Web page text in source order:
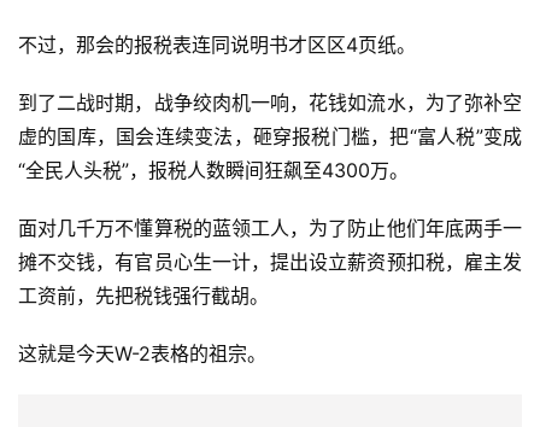
不过，那会的报税表连同说明书才区区4页纸。
到了二战时期，战争绞肉机一响，花钱如流水，为了弥补空
虚的国库，国会连续变法，砸穿报税门槛，把“富人税”变成
“全民人头税”，报税人数瞬间狂飙至4300万。
面对几千万不懂算税的蓝领工人，为了防止他们年底两手一
摊不交钱，有官员心生一计，提出设立薪资预扣税，雇主发
工资前，先把税钱强行截胡。
这就是今天W-2表格的祖宗。